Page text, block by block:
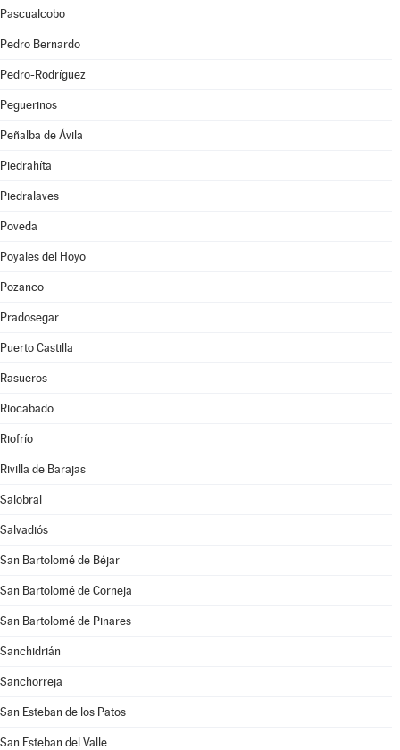
Pascualcobo
Pedro Bernardo
Pedro-Rodríguez
Peguerinos
Peñalba de Ávila
Piedrahíta
Piedralaves
Poveda
Poyales del Hoyo
Pozanco
Pradosegar
Puerto Castilla
Rasueros
Riocabado
Riofrío
Rivilla de Barajas
Salobral
Salvadiós
San Bartolomé de Béjar
San Bartolomé de Corneja
San Bartolomé de Pinares
Sanchidrián
Sanchorreja
San Esteban de los Patos
San Esteban del Valle